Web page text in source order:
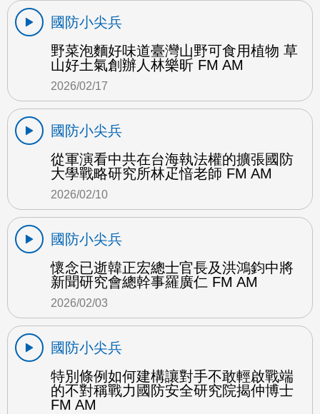
國防小尖兵
野菜泡麵好味道臺灣山野可食用植物 草
山好土氣創辦人林樂昕 FM AM
2026/02/17
國防小尖兵
從軍演看中共在台海執法權的擴張國防
大學戰略研究所林疋愔老師 FM AM
2026/02/10
國防小尖兵
懷念已逝韓正宏總士官長及洪鴻鈞中將
新聞研究會總幹事羅廣仁 FM AM
2026/02/03
國防小尖兵
特別條例如何建構讓對手不敢輕啟戰端
的不對稱戰力國防安全研究院揭仲博士
FM AM